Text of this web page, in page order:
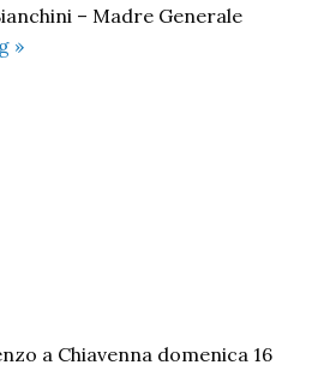
– Madre Generale
Nuovi
»
a Chiavenna domenica 16